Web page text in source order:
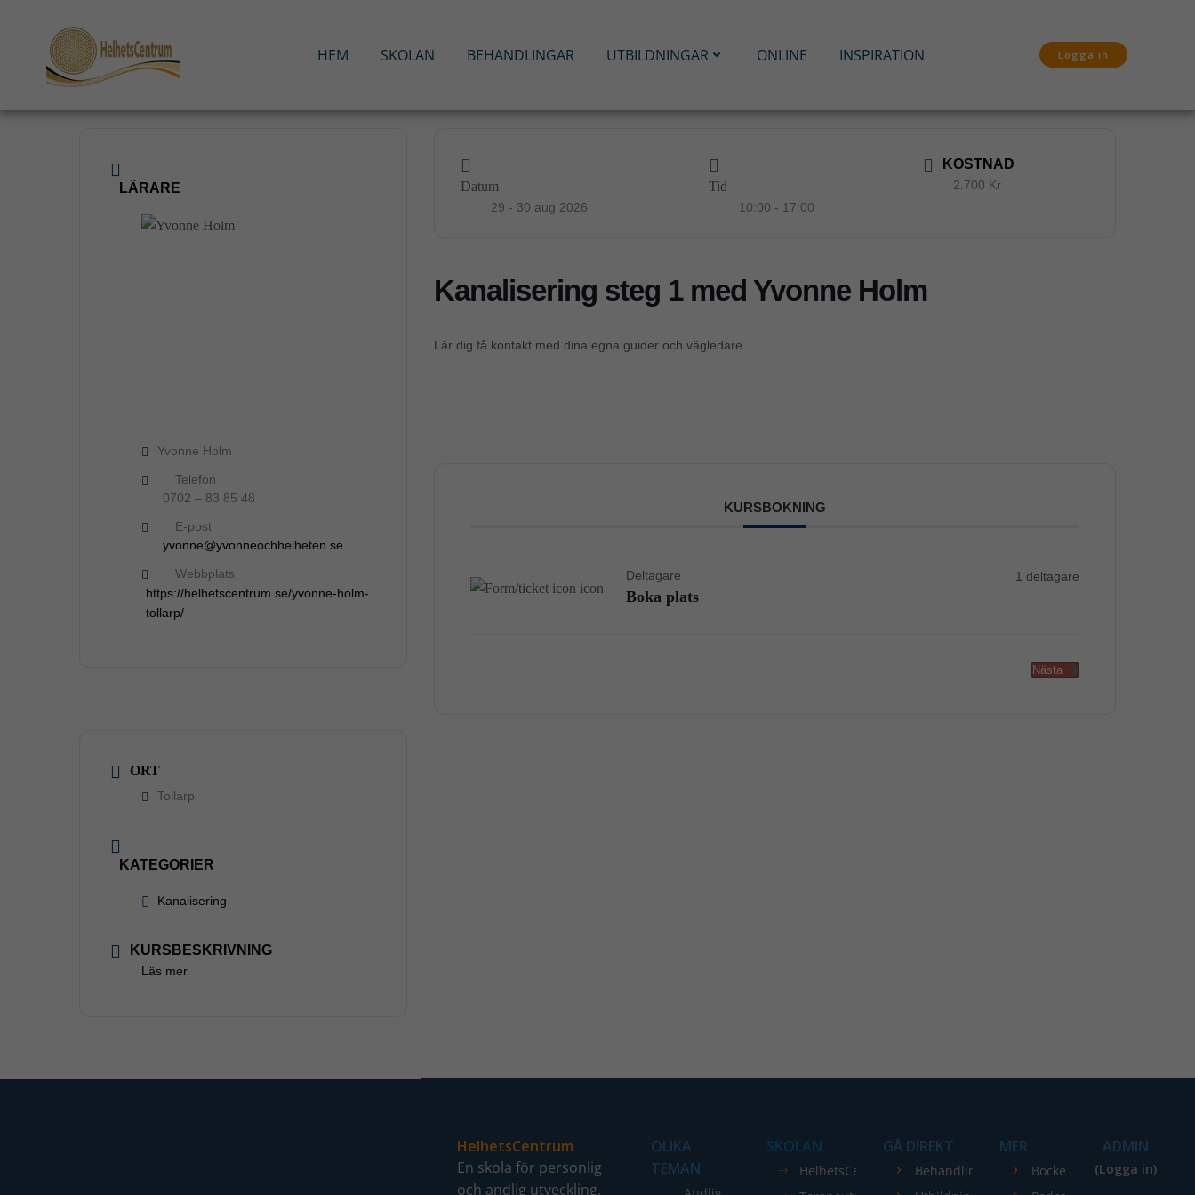
innehåll
HEM SKOLAN BEHANDLINGAR UTBILDNINGAR ONLINE INSPIRATION Logga in
LÄRARE
Yvonne Holm
Telefon
0702 – 83 85 48
E-post
yvonne@yvonneochhelheten.se
Webbplats
https://helhetscentrum.se/yvonne-holm-
tollarp/
ORT
Tollarp
KATEGORIER
Kanalisering
KURSBESKRIVNING
Läs mer
Datum
29 - 30 aug 2026
Tid
10:00 - 17:00
KOSTNAD
2.700 Kr
Kanalisering steg 1 med Yvonne Holm
Lär dig få kontakt med dina egna guider och vägledare
KURSBOKNING
Deltagare
Boka plats
1 deltagare
Nästa
HelhetsCentrum
En skola för personlig
och andlig utveckling.
OLIKA
TEMAN
SKOLAN
HelhetsCentrum
GÅ DIREKT
Behandlingar
MER
Böcker
ADMIN
(Logga in)